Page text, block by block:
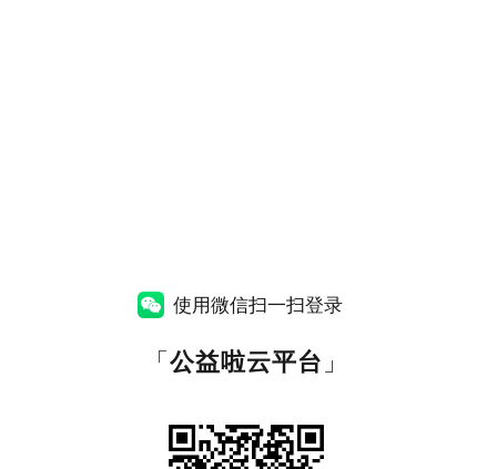
使用微信扫一扫登录
「公益啦云平台 」